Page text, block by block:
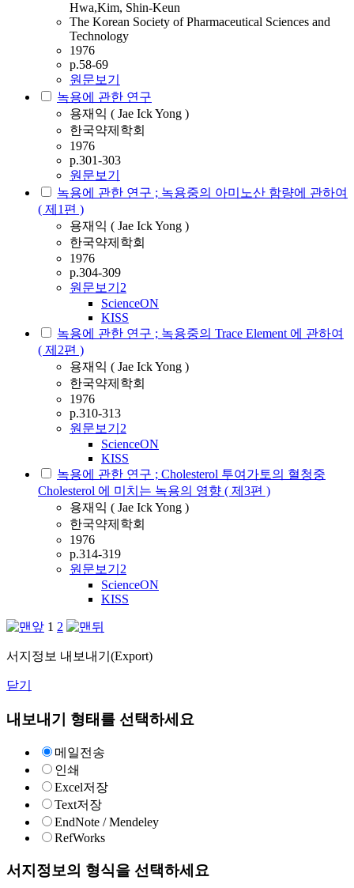
Hwa,Kim, Shin-Keun
The Korean Society of Pharmaceutical Sciences and
Technology
1976
p.58-69
원문보기
녹용에 관한 연구
용재익 ( Jae Ick Yong )
한국약제학회
1976
p.301-303
원문보기
녹용에 관한 연구 ; 녹용중의 아미노산 함량에 관하여
( 제1편 )
용재익 ( Jae Ick Yong )
한국약제학회
1976
p.304-309
원문보기 2
ScienceON
KISS
녹용에 관한 연구 ; 녹용중의 Trace Element 에 관하여
( 제2편 )
용재익 ( Jae Ick Yong )
한국약제학회
1976
p.310-313
원문보기 2
ScienceON
KISS
녹용에 관한 연구 ; Cholesterol 투여가토의 혈청중
Cholesterol 에 미치는 녹용의 영향 ( 제3편 )
용재익 ( Jae Ick Yong )
한국약제학회
1976
p.314-319
원문보기 2
ScienceON
KISS
1 2
서지정보 내보내기(Export)
닫기
내보내기 형태를 선택하세요
메일전송
인쇄
Excel저장
Text저장
EndNote / Mendeley
RefWorks
서지정보의 형식을 선택하세요